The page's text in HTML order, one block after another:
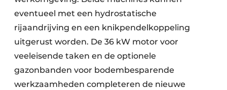
eventueel met een hydrostatische
rijaandrijving en een knikpendelkoppeling
uitgerust worden. De 36 kW motor voor
veeleisende taken en de optionele
gazonbanden voor bodembesparende
werkzaamheden completeren de nieuwe